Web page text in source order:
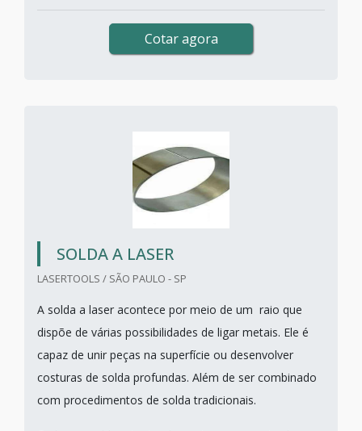
Cotar agora
SOLDA A LASER
LASERTOOLS / SÃO PAULO - SP
A solda a laser acontece por meio de um raio que
dispõe de várias possibilidades de ligar metais. Ele é
capaz de unir peças na superfície ou desenvolver
costuras de solda profundas. Além de ser combinado
com procedimentos de solda tradicionais.